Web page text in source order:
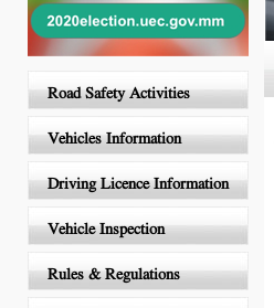
Road Safety Activities
Vehicles Information
Driving Licence Information
Vehicle Inspection
Rules & Regulations